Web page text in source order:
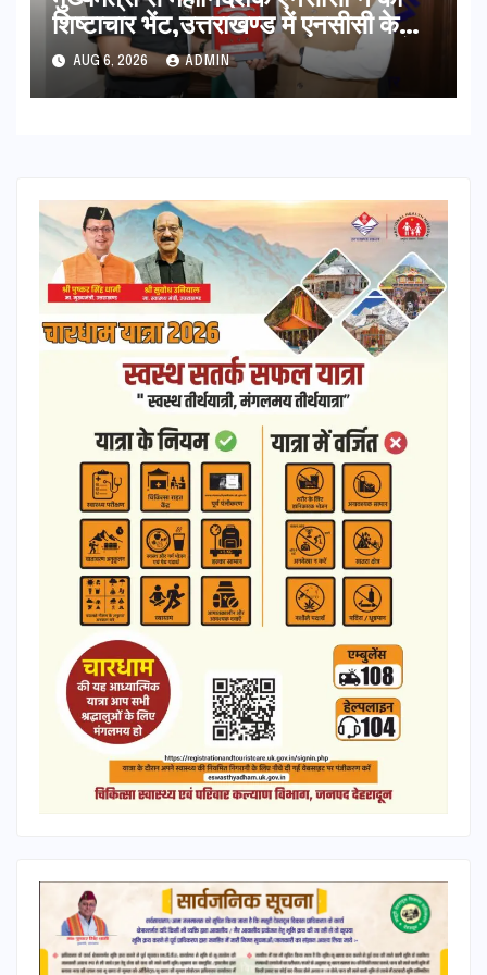
शिष्टाचार भेंट,उत्तराखण्ड में एनसीसी के
विस्तार एवं आधुनिक आधारभूत संरचना के
विकास पर हुई महत्वपूर्ण चर्चा
AUG 6, 2026 ADMIN